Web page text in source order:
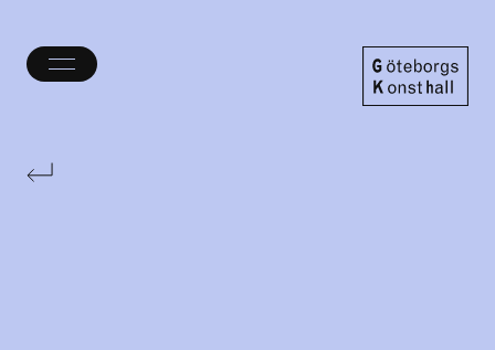
Öppna/stäng